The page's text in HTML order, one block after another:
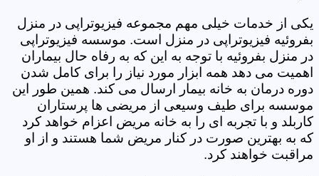
یکی از خدمات خیلی مهم مجموعه فیزیوتراپی در منزل
بفروئیه فیزیوتراپی در منزل است. موسسه فیزیوتراپی
در منزل بفروئیه با توجه به این که به رفاه حال بیماران
اهمیت می دهد همه ابزار مورد نیاز را برای کامل شدن
دوره درمان به خانه بیمار ارسال می کند. همین طور این
موسسه برای طیف وسیعی از مریضی ها پرستاران
کاربلد و با تجربه ای را به خانه مریض اعزام خواهد کرد
که به بهترین صورت در کنار مریض شما هستند و از او
مراقبت خواهند کرد.